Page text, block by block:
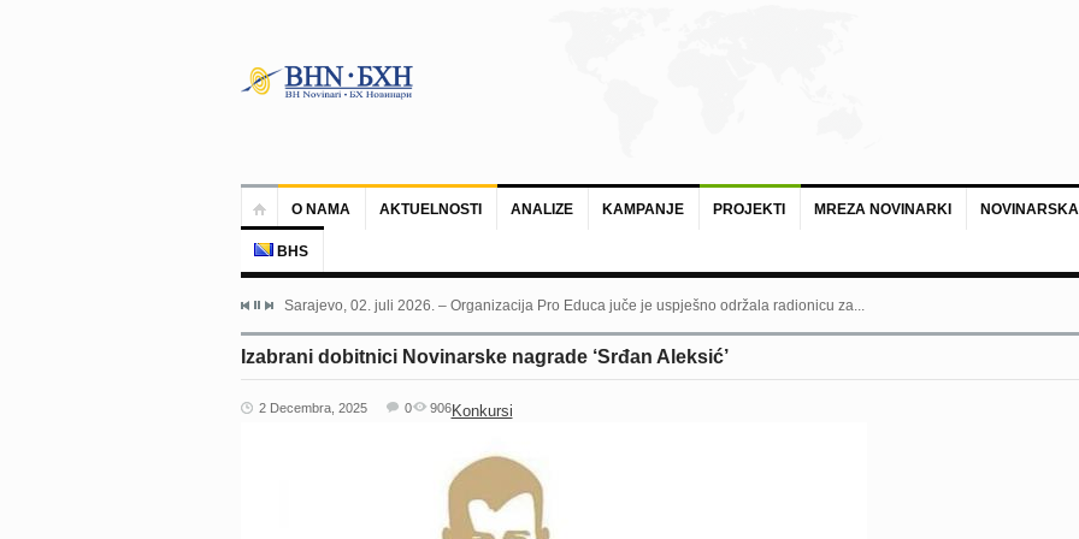
O NAMA AKTUELNOSTI ANALIZE KAMPANJE PROJEKTI MREZA NOVINARKI
BHS
Sarajevo, 02. juli 2026. – Organizacija Pro Educa juče je uspješno održala radionicu za...
Izabrani dobitnici Novinarske nagrade ‘Srđan Aleksić’
2 Decembra, 2025 Konkursi
0 906